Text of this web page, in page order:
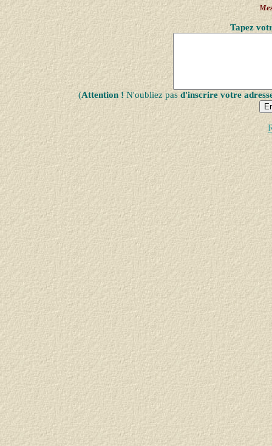
Tapez
(Attention !N'oubliez pas d'inscrire votre